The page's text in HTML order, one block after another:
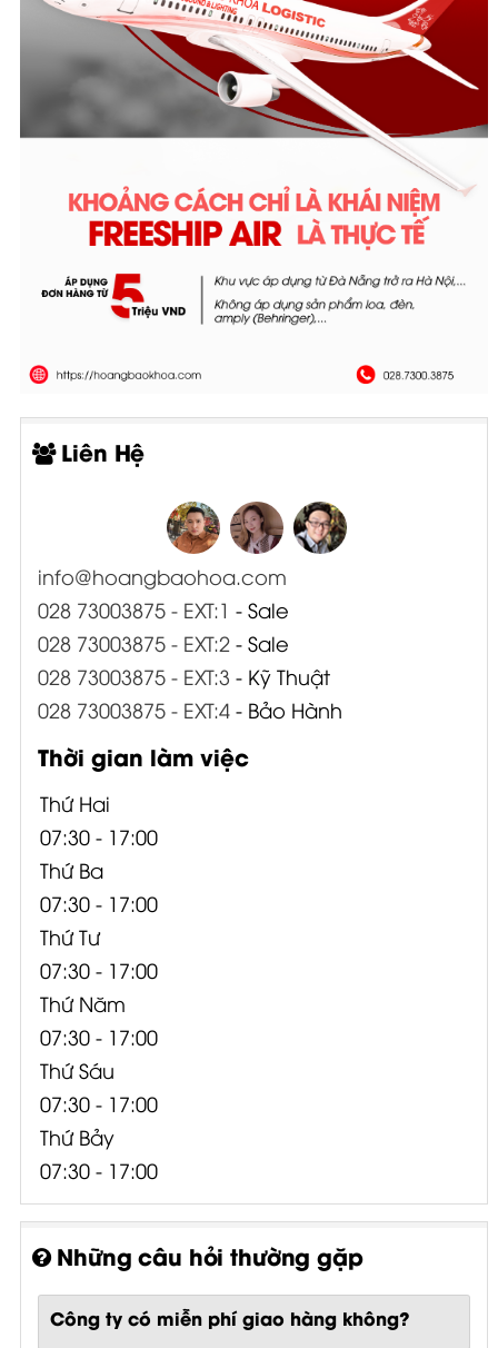
Liên Hệ
info@hoangbaohoa.com
028 73003875 - EXT:1 - Sale
028 73003875 - EXT:2- Sale
028 73003875 - EXT:3 - Kỹ Thuật
028 73003875 - EXT:4- Bảo Hành
Thời gian làm việc
Thứ Hai
07:30 - 17:00
Thứ Ba
07:30 - 17:00
Thứ Tư
07:30 - 17:00
Thứ Năm
07:30 - 17:00
Thứ Sáu
07:30 - 17:00
Thứ Bảy
07:30 - 17:00
Những câu hỏi thường gặp
Công ty có miễn phí giao hàng không?